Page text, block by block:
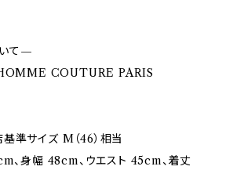
て—
COUTURE PARIS
準サイズ M（46）相当
、身幅 48cm、ウエスト 45cm、着丈